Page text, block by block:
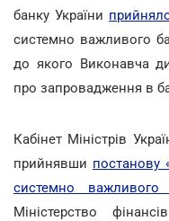
банку України
системно важливого
до якого Виконавча
про запровадження в
Кабінет Міністрів
прийнявши постанову
системно
Міністерство